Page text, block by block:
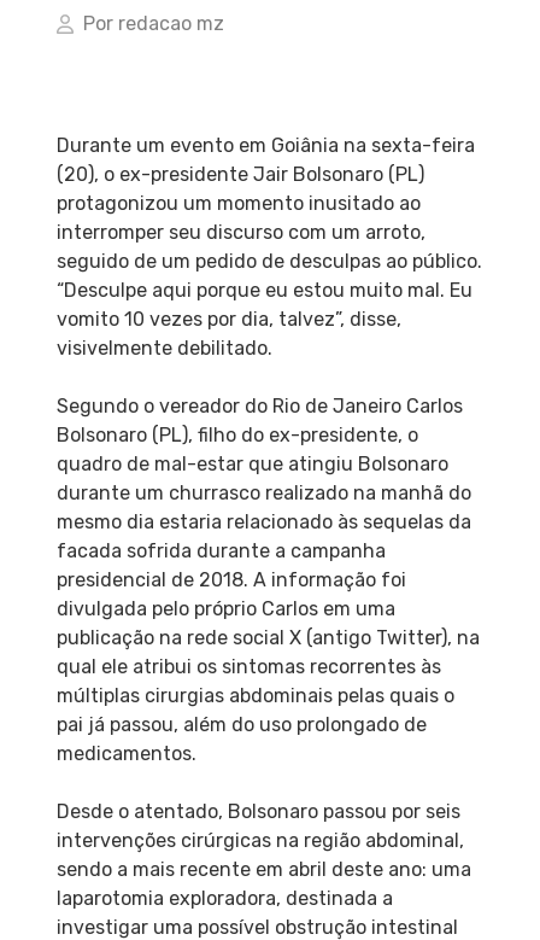
Por redacao mz
Durante um evento em Goiânia na sexta-feira
(20), o ex-presidente Jair Bolsonaro (PL)
protagonizou um momento inusitado ao
interromper seu discurso com um arroto,
seguido de um pedido de desculpas ao público.
“Desculpe aqui porque eu estou muito mal. Eu
vomito 10 vezes por dia, talvez”, disse,
visivelmente debilitado.
Segundo o vereador do Rio de Janeiro Carlos
Bolsonaro (PL), filho do ex-presidente, o
quadro de mal-estar que atingiu Bolsonaro
durante um churrasco realizado na manhã do
mesmo dia estaria relacionado às sequelas da
facada sofrida durante a campanha
presidencial de 2018. A informação foi
divulgada pelo próprio Carlos em uma
publicação na rede social X (antigo Twitter), na
qual ele atribui os sintomas recorrentes às
múltiplas cirurgias abdominais pelas quais o
pai já passou, além do uso prolongado de
medicamentos.
Desde o atentado, Bolsonaro passou por seis
intervenções cirúrgicas na região abdominal,
sendo a mais recente em abril deste ano: uma
laparotomia exploradora, destinada a
investigar uma possível obstrução intestinal